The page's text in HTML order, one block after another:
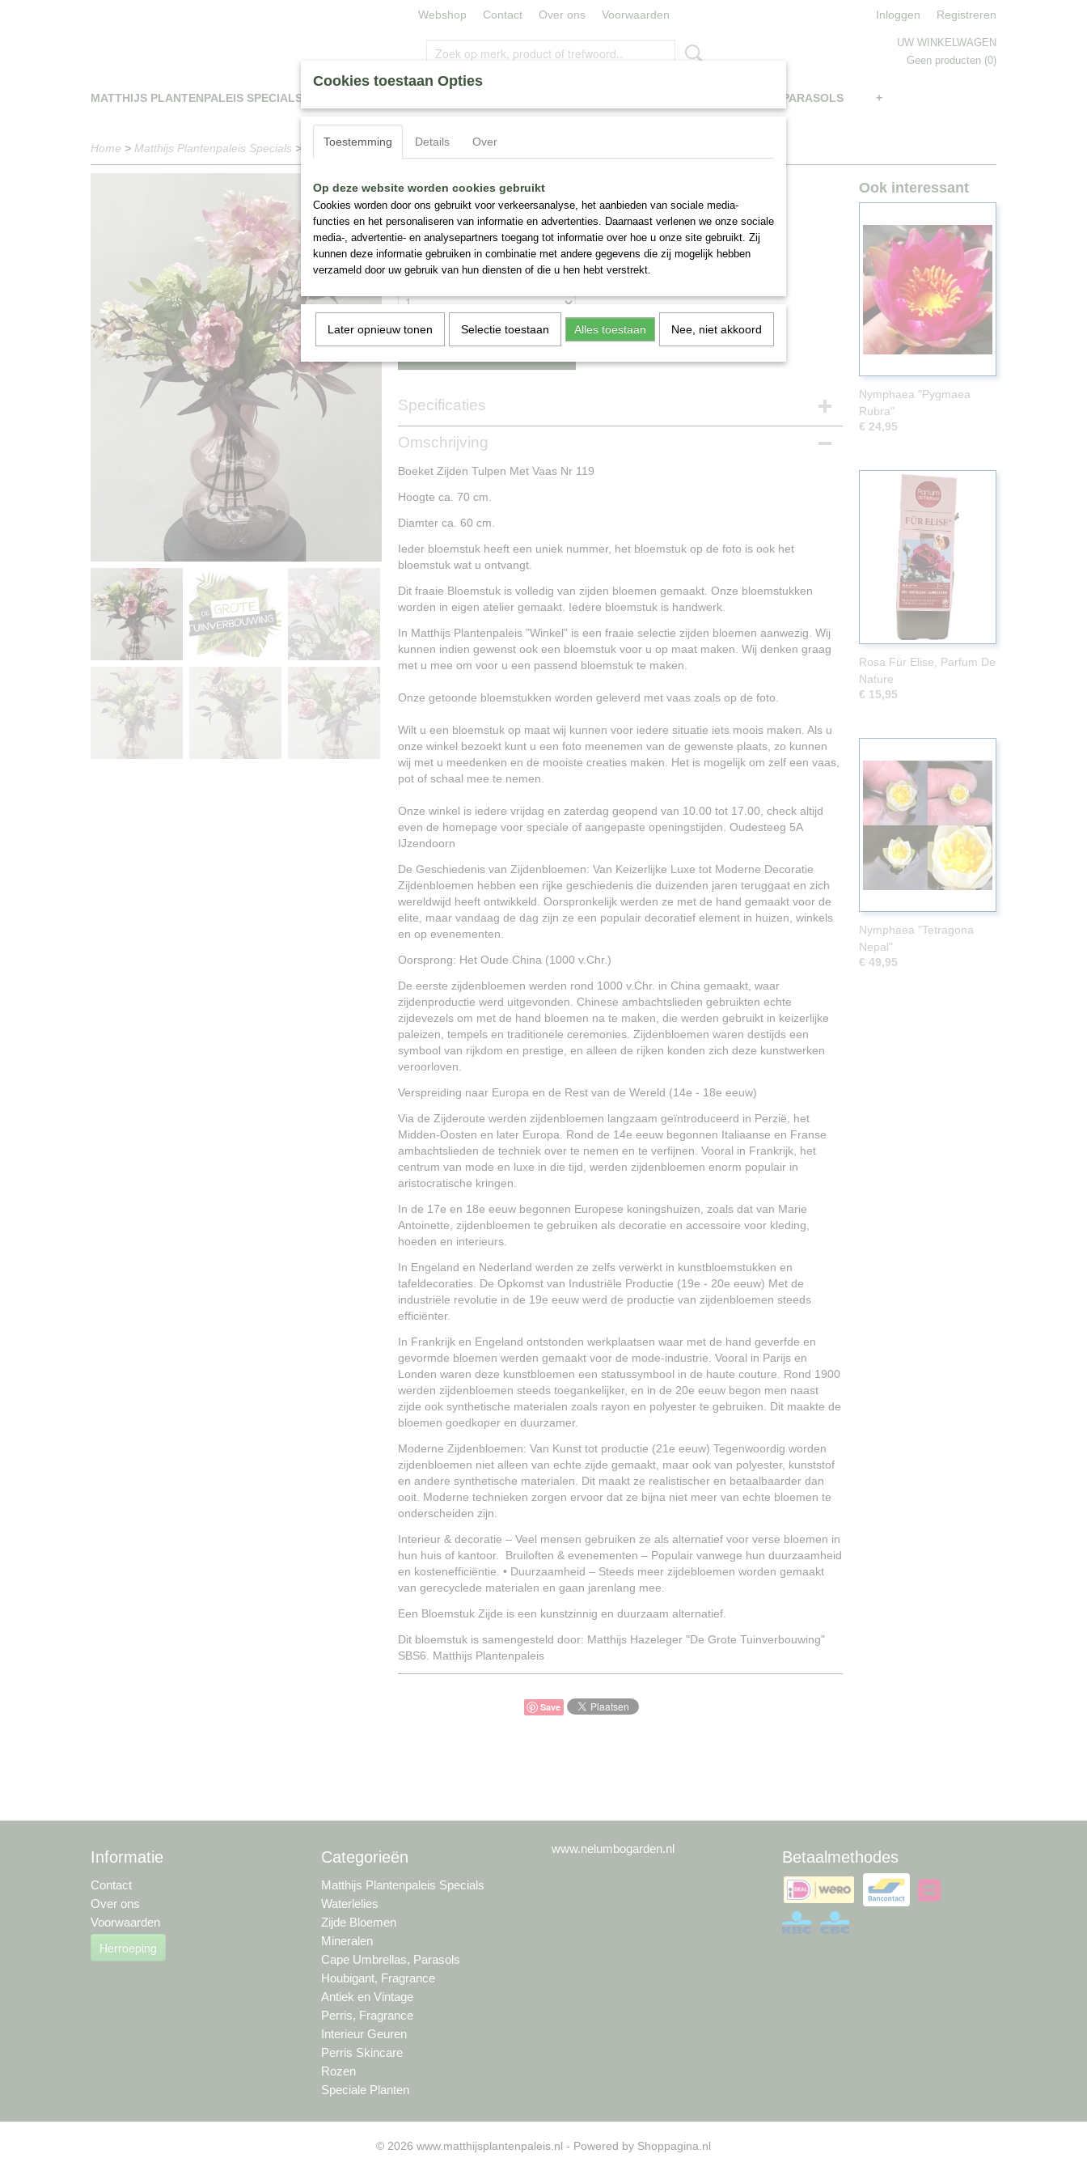
Webshop Contact Over ons Voorwaarden Inloggen Registreren
UW WINKELWAGEN
Geen producten (0)
MATTHIJS PLANTENPALEIS SPECIALS CAPE UMBRELLAS, PARASOLS +
Home > Matthijs Plantenpaleis Specials > Boeket Zijden Tulpen Met Vaas Nr 119
Boeket Zijden Tulpen Met Vaas Nr 119
€ 129,95 (inclusief btw 9%)
✓Op voorraad
Aantal
Specificaties
Productcode
Omschrijving
Boeket Zijden Tulpen Met Vaas Nr 119
Hoogte ca. 70 cm.
Diamter ca. 60 cm.
Ieder bloemstuk heeft een uniek nummer, het bloemstuk op de foto is ook het
bloemstuk wat u ontvangt.
Dit fraaie Bloemstuk is volledig van zijden bloemen gemaakt. Onze bloemstukken
worden in eigen atelier gemaakt. Iedere bloemstuk is handwerk.
In Matthijs Plantenpaleis "Winkel" is een fraaie selectie zijden bloemen aanwezig. Wij
kunnen indien gewenst ook een bloemstuk voor u op maat maken. Wij denken graag
met u mee om voor u een passend bloemstuk te maken.
Onze getoonde bloemstukken worden geleverd met vaas zoals op de foto.
Wilt u een bloemstuk op maat wij kunnen voor iedere situatie iets moois maken. Als u
onze winkel bezoekt kunt u een foto meenemen van de gewenste plaats, zo kunnen
wij met u meedenken en de mooiste creaties maken. Het is mogelijk om zelf een vaas,
pot of schaal mee te nemen.
Onze winkel is iedere vrijdag en zaterdag geopend van 10.00 tot 17.00, check altijd
even de homepage voor speciale of aangepaste openingstijden. Oudesteeg 5A
IJzendoorn
De Geschiedenis van Zijdenbloemen: Van Keizerlijke Luxe tot Moderne Decoratie
Zijdenbloemen hebben een rijke geschiedenis die duizenden jaren teruggaat en zich
wereldwijd heeft ontwikkeld. Oorspronkelijk werden ze met de hand gemaakt voor de
elite, maar vandaag de dag zijn ze een populair decoratief element in huizen, winkels
en op evenementen.
Oorsprong: Het Oude China (1000 v.Chr.)
De eerste zijdenbloemen werden rond 1000 v.Chr. in China gemaakt, waar
zijdenproductie werd uitgevonden. Chinese ambachtslieden gebruikten echte
zijdevezels om met de hand bloemen na te maken, die werden gebruikt in keizerlijke
paleizen, tempels en traditionele ceremonies. Zijdenbloemen waren destijds een
symbool van rijkdom en prestige, en alleen de rijken konden zich deze kunstwerken
veroorloven.
Verspreiding naar Europa en de Rest van de Wereld (14e - 18e eeuw)
Via de Zijderoute werden zijdenbloemen langzaam geïntroduceerd in Perzië, het
Midden-Oosten en later Europa. Rond de 14e eeuw begonnen Italiaanse en Franse
ambachtslieden de techniek over te nemen en te verfijnen. Vooral in Frankrijk, het
centrum van mode en luxe in die tijd, werden zijdenbloemen enorm populair in
aristocratische kringen.
In de 17e en 18e eeuw begonnen Europese koningshuizen, zoals dat van Marie
Antoinette, zijdenbloemen te gebruiken als decoratie en accessoire voor kleding,
hoeden en interieurs.
In Engeland en Nederland werden ze zelfs verwerkt in kunstbloemstukken en
tafeldecoraties. De Opkomst van Industriële Productie (19e - 20e eeuw) Met de
industriële revolutie in de 19e eeuw werd de productie van zijdenbloemen steeds
efficiënter.
In Frankrijk en Engeland ontstonden werkplaatsen waar met de hand geverfde en
gevormde bloemen werden gemaakt voor de mode-industrie. Vooral in Parijs en
Londen waren deze kunstbloemen een statussymbool in de haute couture. Rond 1900
werden zijdenbloemen steeds toegankelijker, en in de 20e eeuw begon men naast
zijde ook synthetische materialen zoals rayon en polyester te gebruiken. Dit maakte de
bloemen goedkoper en duurzamer.
Moderne Zijdenbloemen: Van Kunst tot productie (21e eeuw) Tegenwoordig worden
zijdenbloemen niet alleen van echte zijde gemaakt, maar ook van polyester, kunststof
en andere synthetische materialen. Dit maakt ze realistischer en betaalbaarder dan
ooit. Moderne technieken zorgen ervoor dat ze bijna niet meer van echte bloemen te
onderscheiden zijn.
Interieur & decoratie – Veel mensen gebruiken ze als alternatief voor verse bloemen in
hun huis of kantoor. Bruiloften & evenementen – Populair vanwege hun duurzaamheid
en kostenefficiëntie. • Duurzaamheid – Steeds meer zijdebloemen worden gemaakt
van gerecyclede materialen en gaan jarenlang mee.
Een Bloemstuk Zijde is een kunstzinnig en duurzaam alternatief.
Dit bloemstuk is samengesteld door: Matthijs Hazeleger "De Grote Tuinverbouwing"
SBS6. Matthijs Plantenpaleis
Save
Ook interessant
Nymphaea "Pygmaea
Rubra"
€ 24,95
Rosa Für Elise, Parfum De
Nature
€ 15,95
Nymphaea "Tetragona
Nepal"
€ 49,95
Informatie
Contact
Over ons
Voorwaarden
Herroeping
Categorieën
Matthijs Plantenpaleis Specials
Waterlelies
Zijde Bloemen
Mineralen
Cape Umbrellas, Parasols
Houbigant, Fragrance
Antiek en Vintage
Perris, Fragrance
Interieur Geuren
Perris Skincare
Rozen
Speciale Planten
www.nelumbogarden.nl Betaalmethodes
© 2026 www.matthijsplantenpaleis.nl - Powered by Shoppagina.nl
Cookies toestaan Opties
Toestemming Details Over
Op deze website worden cookies gebruikt
Cookies worden door ons gebruikt voor verkeersanalyse, het aanbieden van sociale media-
functies en het personaliseren van informatie en advertenties. Daarnaast verlenen we onze sociale
media-, advertentie- en analysepartners toegang tot informatie over hoe u onze site gebruikt. Zij
kunnen deze informatie gebruiken in combinatie met andere gegevens die zij mogelijk hebben
verzameld door uw gebruik van hun diensten of die u hen hebt verstrekt.
Later opnieuw tonen Selectie toestaan Alles toestaan Nee, niet akkoord